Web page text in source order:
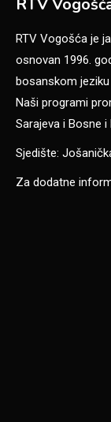
RTV Vogošća je
osnovan 1996.
bosanskom
Naši programi
Sarajeva i Bosne i
Sjedište:
Za dodatne